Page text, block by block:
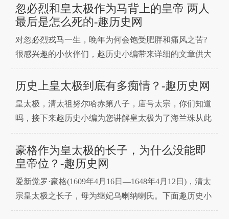
不慎在打猎途中受伤，一个月后就因伤势过重而撒手人
寰。这期间，顺治帝从多尔衮卧床养伤开始就不断派人
前去问候，听到他去世的消息更是极为哀悼。为了表示
自己
忽必烈和皇太极作为马背上的皇帝 两人
最后是怎么死的-趣历史网
对忽必烈戎马一生，晚年为何会饱受肥胖和痛风之苦?
很感兴趣的小伙伴们，趣历史小编带来详细的文章供大
家参考。大家知道皇太极是怎么死的吗?有人说是被多
尔衮害死的。其实，皇太极很可能是死于肥胖而成的心
历史上皇太极到底有多痴情？-趣历史网
皇太极，清太祖努尔哈赤第八子，庙号太宗，你们知道
吗，接下来趣历史小编为您讲解皇太极为了海兰珠从此
不再打仗，因为海兰珠死了，皇太极恨不得放下万里江
山，跟着海兰珠去死。皇太极对海兰珠的痴情，超越了
生死。皇太极爱上了老姑娘海兰珠嫁给皇太极时26岁，
那时候女人十四五岁就结婚令其。海兰珠的妹妹，后来
的孝庄皇太
豪格作为皇太极的长子，为什么没能即
皇帝位？-趣历史网
爱新觉罗·豪格(1609年4月16日—1648年4月12日)，清太
宗皇太极之长子，母为继妃乌喇纳喇氏。下面趣历史小
编就为大家带来详细介绍，接着往下看吧。皇太极去世